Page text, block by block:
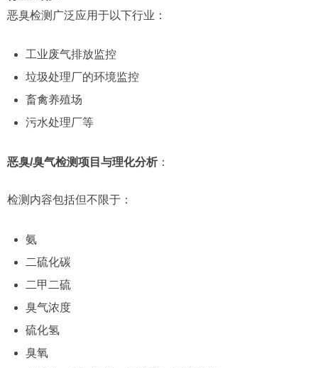
恶臭检测广泛应用于以下行业：
工业废气排放监控
垃圾处理厂的环境监控
畜禽养殖场
污水处理厂等
恶臭/臭气检测项目与理化分析：
检测内容包括但不限于：
氨
二硫化碳
二甲二硫
臭气浓度
硫化氢
臭氧